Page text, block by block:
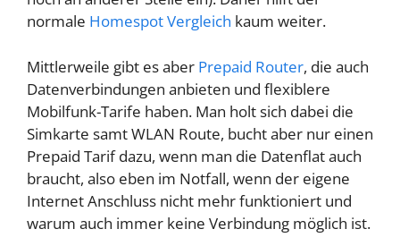
normale Homespot Vergleich kaum weiter.
Mittlerweile gibt es aber Prepaid Router, die auch
Datenverbindungen anbieten und flexiblere
Mobilfunk-Tarife haben. Man holt sich dabei die
Simkarte samt WLAN Route, bucht aber nur einen
Prepaid Tarif dazu, wenn man die Datenflat auch
braucht, also eben im Notfall, wenn der eigene
Internet Anschluss nicht mehr funktioniert und
warum auch immer keine Verbindung möglich ist.